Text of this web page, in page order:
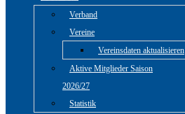
Verband
Vereine
Vereinsdaten aktualisieren
Aktive Mitglieder Saison
2026/27
Statistik